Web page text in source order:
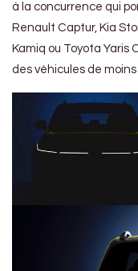
à la concurrence qui
Renault Captur, Kia
Kamiq ou Toyota Yaris
des véhicules de